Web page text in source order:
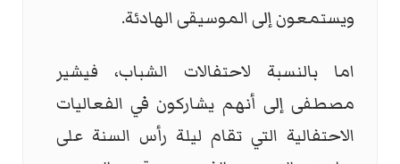
ويستمعون إلى الموسيقى الهادئة.
اما بالنسبة لاحتفالات الشباب، فيشير
مصطفى إلى أنهم يشاركون في الفعاليات
الاحتفالية التي تقام ليلة رأس السنة على